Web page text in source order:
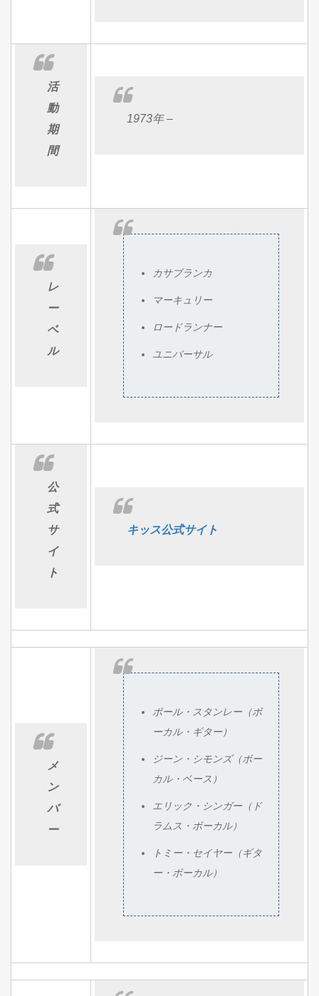
活
動
期
間
1973年 –
レ
ー
ベ
ル
カサブランカ
マーキュリー
ロードランナー
ユニバーサル
公
式
サ
イ
ト
キッス公式サイト
メ
ン
バ
ー
ポール・スタンレー（ボ
ーカル・ギター）
ジーン・シモンズ（ボー
カル・ベース）
エリック・シンガー（ド
ラムス・ボーカル）
トミー・セイヤー（ギタ
ー・ボーカル）